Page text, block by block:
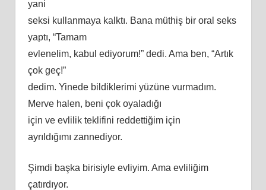
yani
seksi kullanmaya kalktı. Bana müthiş bir oral seks
yaptı, “Tamam
evlenelim, kabul ediyorum!” dedi. Ama ben, “Artık
çok geç!”
dedim. Yinede bildiklerimi yüzüne vurmadım.
Merve halen, beni çok oyaladığı
için ve evlilik teklifini reddettiğim için
ayrıldığımı zannediyor.
Şimdi başka birisiyle evliyim. Ama evliliğim
çatırdıyor.